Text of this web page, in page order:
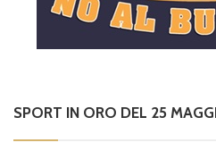
SPORT IN ORO DEL 25